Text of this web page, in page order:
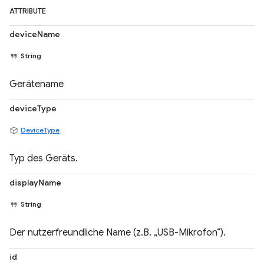
ATTRIBUTE
deviceName
String
Gerätename
deviceType
DeviceType
Typ des Geräts.
displayName
String
Der nutzerfreundliche Name (z.B. „USB-Mikrofon“).
id